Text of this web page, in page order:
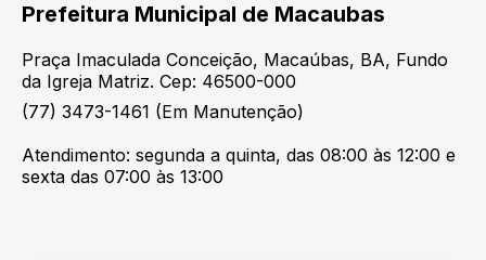
Prefeitura Municipal de Macaubas
Praça Imaculada Conceição, Macaúbas, BA, Fundo
da Igreja Matriz. Cep: 46500-000
(77) 3473-1461 (Em Manutenção)
Atendimento: segunda a quinta, das 08:00 às 12:00 e
sexta das 07:00 às 13:00